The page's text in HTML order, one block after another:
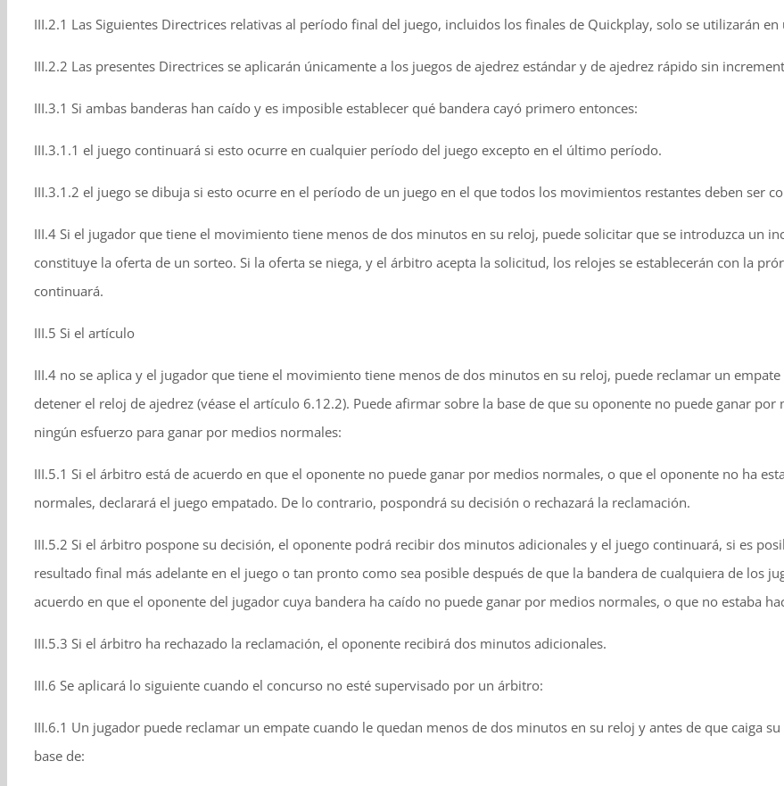
III.2.1 Las Siguientes Directrices relativas al período final del juego, incluidos los finales de Quickplay, solo se utilizarán
III.2.2 Las presentes Directrices se aplicarán únicamente a los juegos de ajedrez estándar y de ajedrez rápido sin
III.3.1 Si ambas banderas han caído y es imposible establecer qué bandera cayó primero entonces:
III.3.1.1 el juego continuará si esto ocurre en cualquier período del juego excepto en el último período.
III.3.1.2 el juego se dibuja si esto ocurre en el período de un juego en el que todos los movimientos restantes deben ser
III.4 Si el jugador que tiene el movimiento tiene menos de dos minutos en su reloj, puede solicitar que se introduzca un
constituye la oferta de un sorteo. Si la oferta se niega, y el árbitro acepta la solicitud, los relojes se establecerán con la
continuará.
III.5 Si el artículo
III.4 no se aplica y el jugador que tiene el movimiento tiene menos de dos minutos en su reloj, puede reclamar un
detener el reloj de ajedrez (véase el artículo 6.12.2). Puede afirmar sobre la base de que su oponente no puede ganar
ningún esfuerzo para ganar por medios normales:
III.5.1 Si el árbitro está de acuerdo en que el oponente no puede ganar por medios normales, o que el oponente no ha
normales, declarará el juego empatado. De lo contrario, pospondrá su decisión o rechazará la reclamación.
III.5.2 Si el árbitro pospone su decisión, el oponente podrá recibir dos minutos adicionales y el juego continuará, si es
resultado final más adelante en el juego o tan pronto como sea posible después de que la bandera de cualquiera de los
acuerdo en que el oponente del jugador cuya bandera ha caído no puede ganar por medios normales, o que no estaba
III.5.3 Si el árbitro ha rechazado la reclamación, el oponente recibirá dos minutos adicionales.
III.6 Se aplicará lo siguiente cuando el concurso no esté supervisado por un árbitro:
III.6.1 Un jugador puede reclamar un empate cuando le quedan menos de dos minutos en su reloj y antes de que caiga
base de: